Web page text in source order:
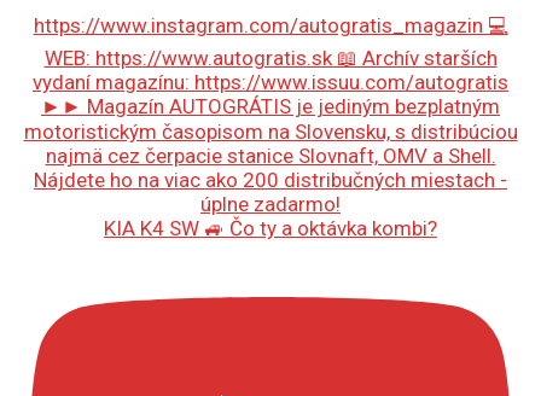
KIA K4 SW 🚙 Čo ty a oktávka kombi?